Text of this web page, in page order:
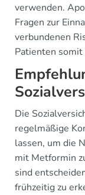
verwenden.
Fragen zur
verbundenen
Patienten
Die
regelmäßige
lassen, um die
mit Metformin
sind
frühzeitig zu